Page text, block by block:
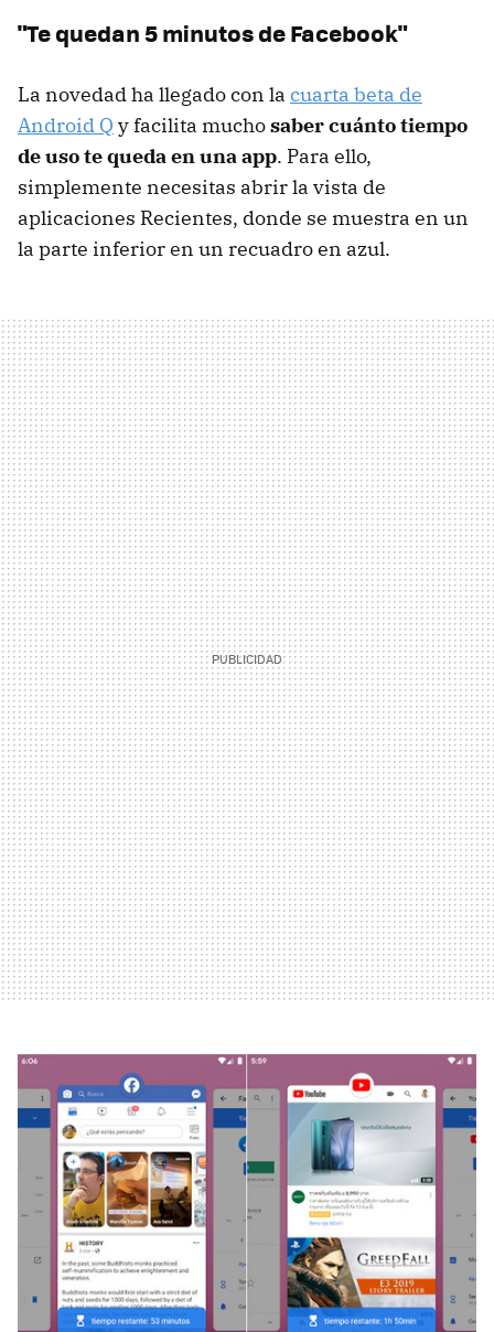
"Te quedan 5 minutos de Facebook"
La novedad ha llegado con la cuarta beta de
Android Q y facilita muchosaber cuánto tiempo
de uso te queda en una app. Para ello,
simplemente necesitas abrir la vista de
aplicaciones Recientes, donde se muestra en un
la parte inferior en un recuadro en azul.